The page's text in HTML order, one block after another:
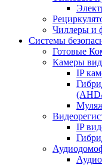
Чиллеры и
Системы
Готовые
Камеры
IP
IP